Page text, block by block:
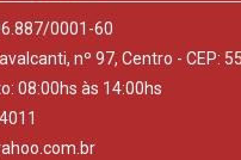
0001-60
nº 97, Centro - CEP:
08:00hs às 14:00hs